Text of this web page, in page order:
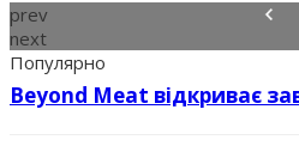
prev
next
Популярно
Beyond Meat відкриває